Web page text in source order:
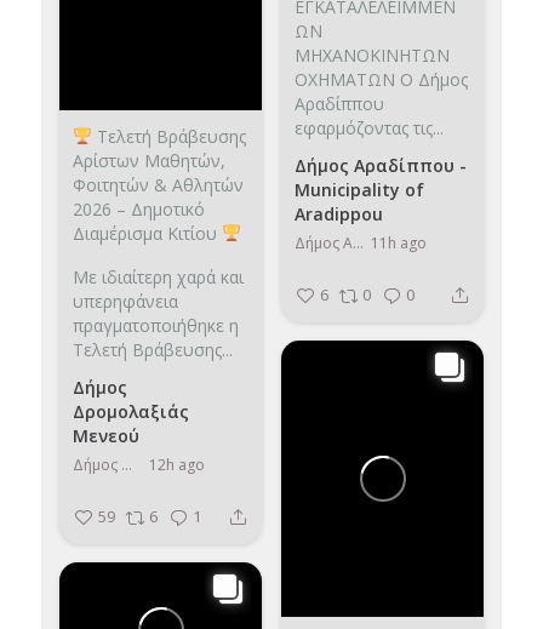
ΕΓΚΑΤΑΛΕΛΕΙΜΜΕΝ
ΩΝ
ΜΗΧΑΝΟΚΙΝΗΤΩΝ
ΟΧΗΜΑΤΩΝ Ο Δήμος
Αραδίππου
εφαρμόζοντας τις...
Δήμος Αραδίππου -
Municipality of
Aradippou
Δήμος Αραδίππου - Municipality of Aradippou 11h ago
6 0 0
Τελετή Βράβευσης
Αρίστων Μαθητών,
Φοιτητών & Αθλητών
2026 – Δημοτικό
Διαμέρισμα Κιτίου
Με ιδιαίτερη χαρά και
υπερηφάνεια
πραγματοποιήθηκε η
Τελετή Βράβευσης...
Δήμος
Δρομολαξιάς
Μενεού
Δήμος Δρομολαξιάς Μενεού 12h ago
59 6 1